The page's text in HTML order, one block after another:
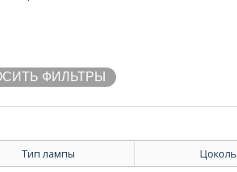
Тип лампы Цоколь